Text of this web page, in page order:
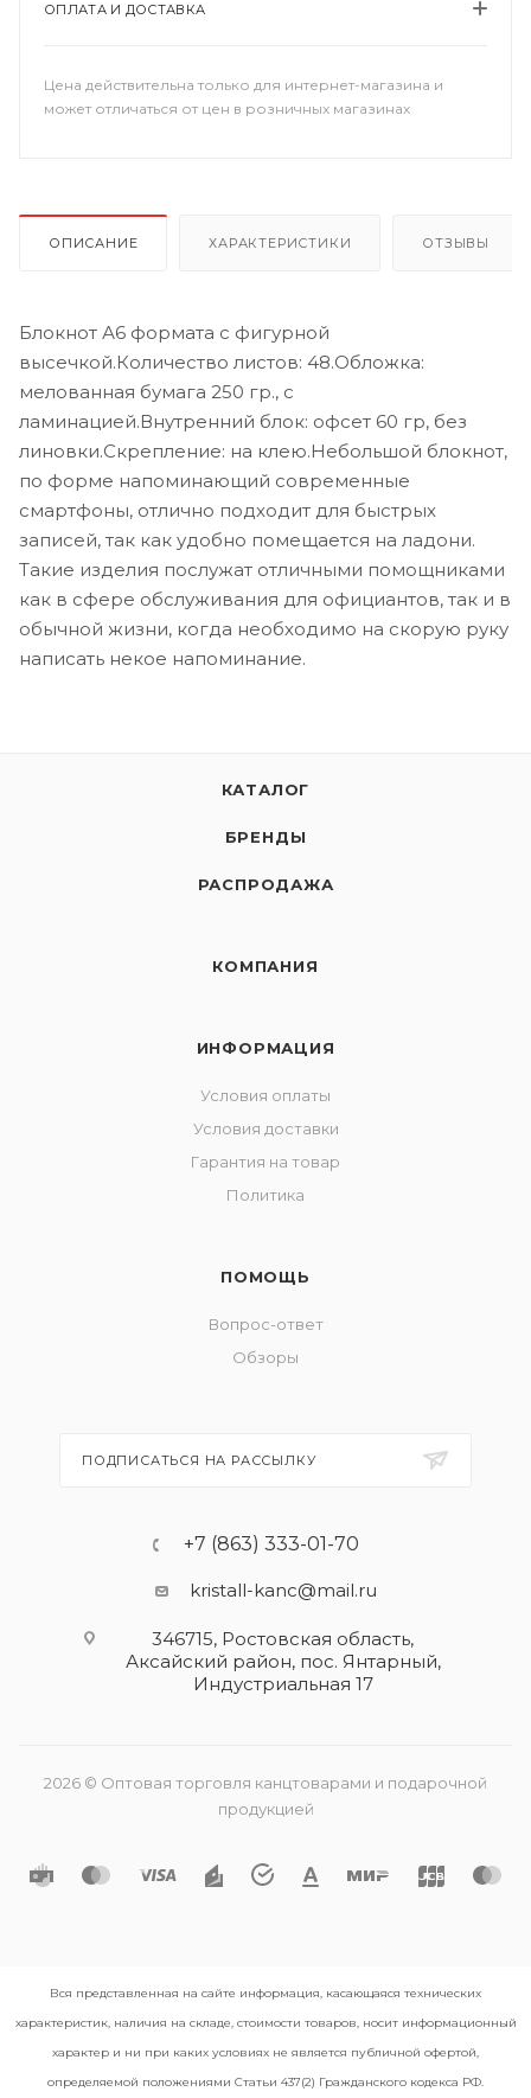
ОПЛАТА И ДОСТАВКА
Цена действительна только для интернет-магазина и
может отличаться от цен в розничных магазинах
ОПИСАНИЕ ХАРАКТЕРИСТИКИ ОТЗЫВЫ
Блокнот А6 формата с фигурной
высечкой.Количество листов: 48.Обложка:
мелованная бумага 250 гр., с
ламинацией.Внутренний блок: офсет 60 гр, без
линовки.Скрепление: на клею.Небольшой блокнот,
по форме напоминающий современные
смартфоны, отлично подходит для быстрых
записей, так как удобно помещается на ладони.
Такие изделия послужат отличными помощниками
как в сфере обслуживания для официантов, так и в
обычной жизни, когда необходимо на скорую руку
написать некое напоминание.
КАТАЛОГ
БРЕНДЫ
РАСПРОДАЖА
КОМПАНИЯ
ИНФОРМАЦИЯ
Условия оплаты
Условия доставки
Гарантия на товар
Политика
ПОМОЩЬ
Вопрос-ответ
Обзоры
ПОДПИСАТЬСЯ НА РАССЫЛКУ
+7 (863) 333-01-70
kristall-kanc@mail.ru
346715, Ростовская область​,
Аксайский район, пос. Янтарный,
Индустриальная 17
2026 © Оптовая торговля канцтоварами и подарочной
продукцией
Вся представленная на сайте информация, касающаяся технических
характеристик, наличия на складе, стоимости товаров, носит информационный
характер и ни при каких условиях не является публичной офертой,
определяемой положениями Статьи 437(2) Гражданского кодекса РФ.